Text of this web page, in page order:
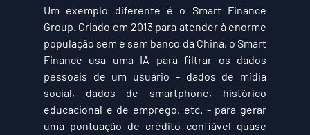
Um exemplo diferente é o Smart Finance
Group. Criado em 2013 para atender à enorme
população sem e sem banco da China, o Smart
Finance usa uma IA para filtrar os dados
pessoais de um usuário - dados de mídia
social, dados de smartphone, histórico
educacional e de emprego, etc. - para gerar
uma pontuação de crédito confiável quase